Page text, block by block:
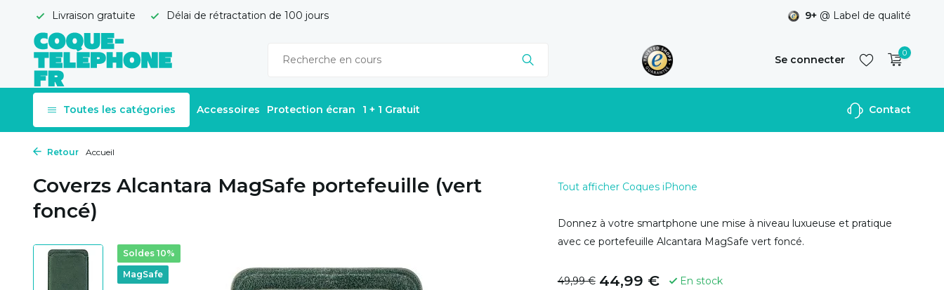
Livraison gratuite Délai de rétractation de 100 jours 9+ @ Label de qualité
Se connecter
S'inscrire
0
Toutes les catégories Accessoires Protection écran 1 + 1 Gratuit Contact
Retour Accueil
Coverzs Alcantara MagSafe portefeuille (vert
foncé)
Soldes 10%
MagSafe
Tout afficher Coques iPhone
Donnez à votre smartphone une mise à niveau luxueuse et pratique
avec ce portefeuille Alcantara MagSafe vert foncé.
49,99 € 44,99 € En stock